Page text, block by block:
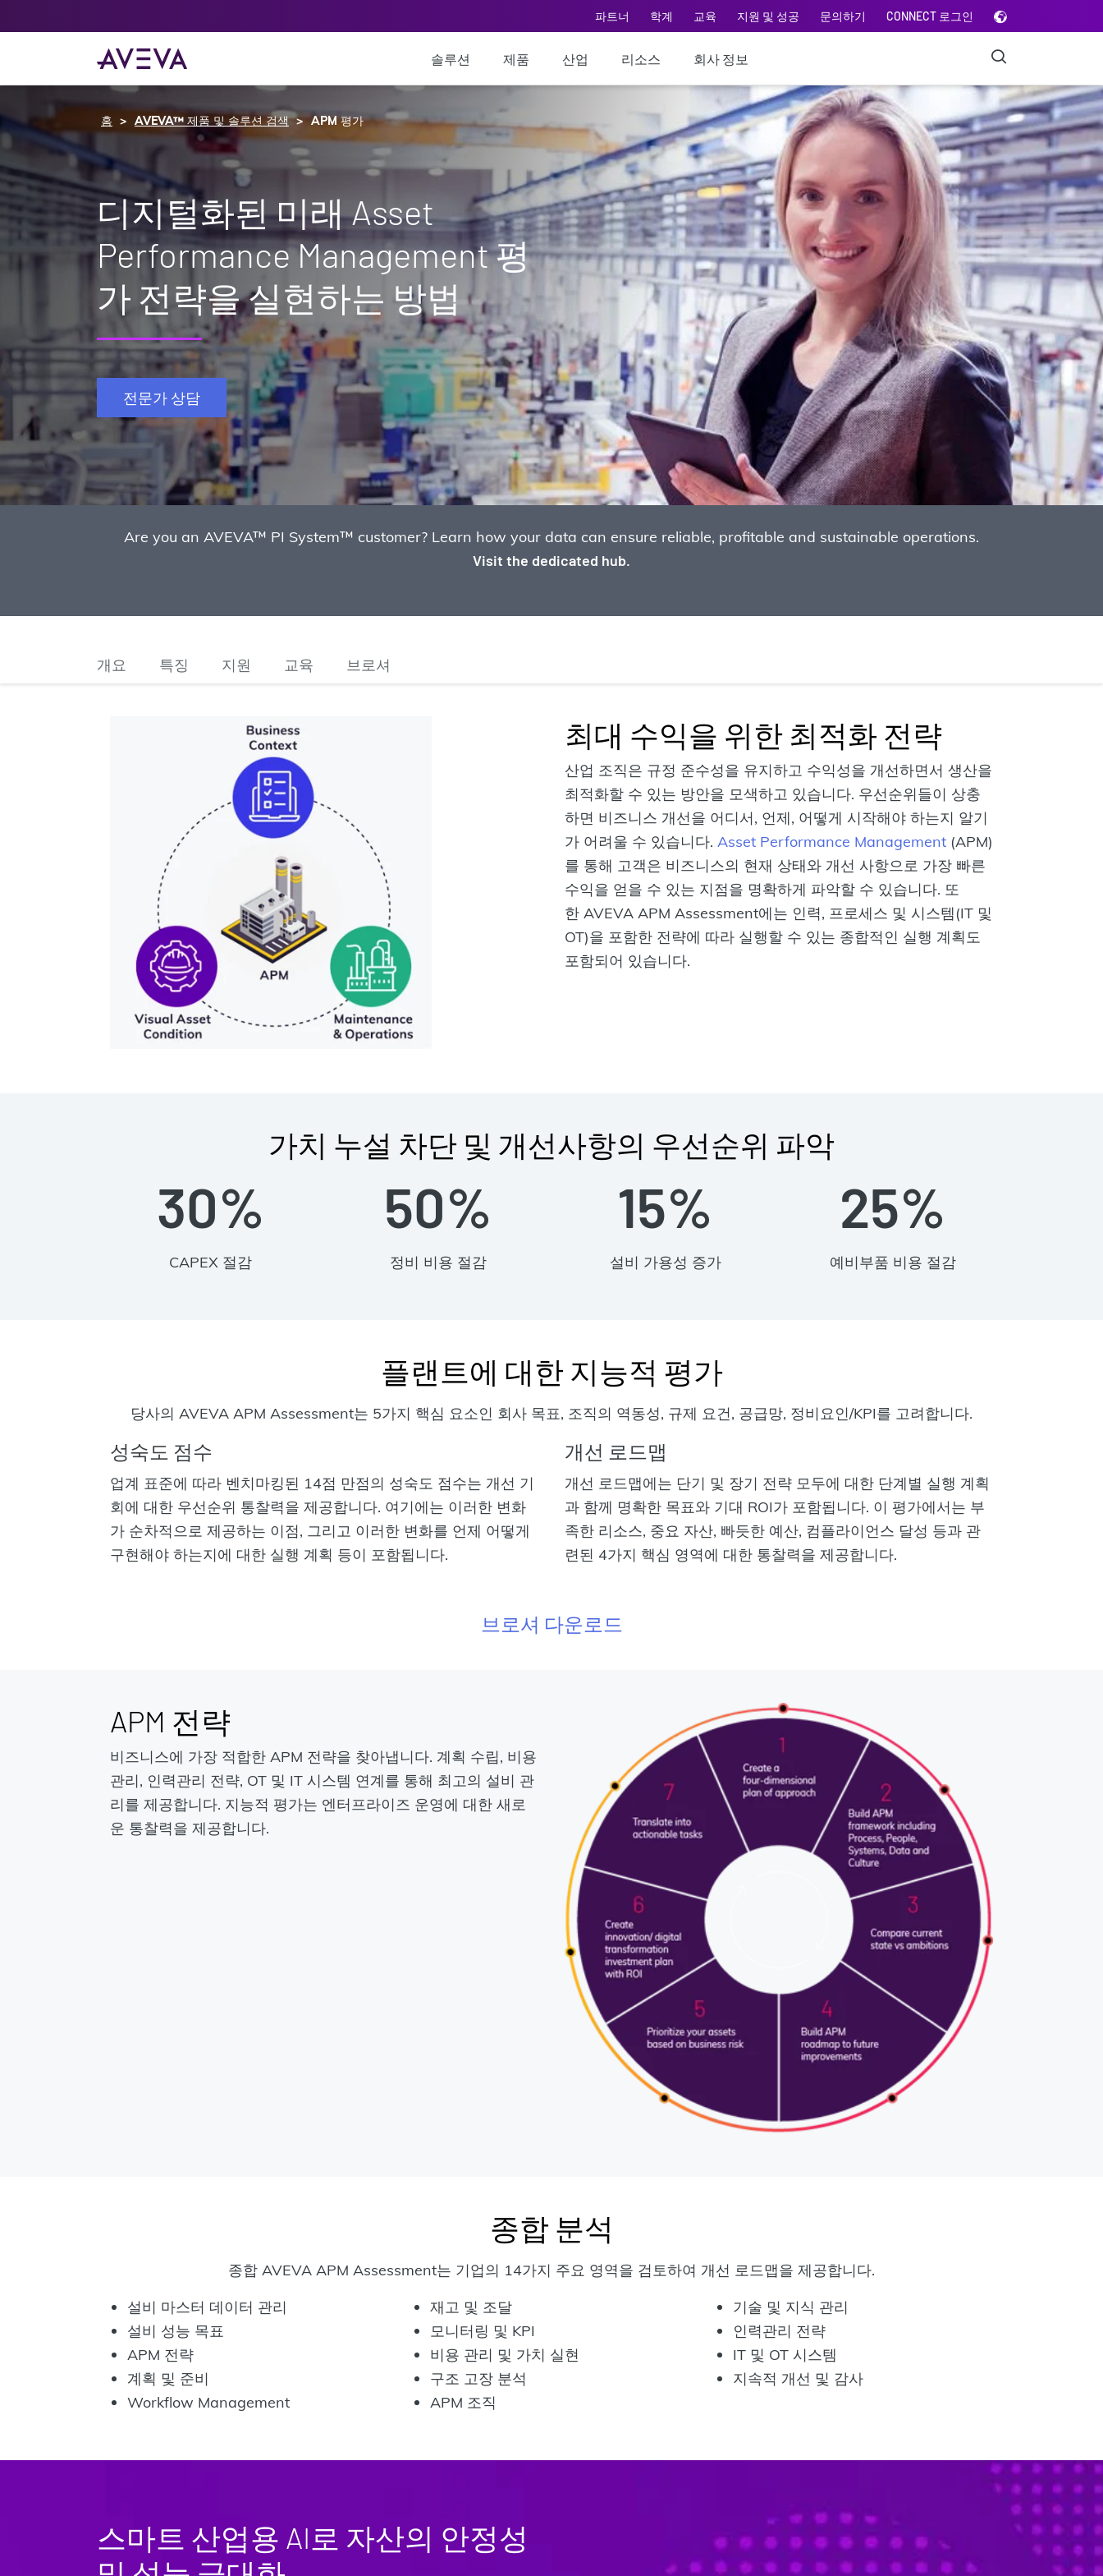
파트너 학계 교육 지원 및 성공 문의하기 CONNECT 로그인
솔루션 제품 산업 리소스 회사 정보
홈 AVEVA™ 제품 및 솔루션 검색 APM 평가
디지털화된 미래 Asset
Performance Management 평
가 전략을 실현하는 방법
전문가 상담
Are you an AVEVA™ PI System™ customer? Learn how your data can ensure reliable, profitable and sustainable operations.
Visit the dedicated hub.
개요 특징 지원 교육 브로셔
최대 수익을 위한 최적화 전략
산업 조직은 규정 준수성을 유지하고 수익성을 개선하면서 생산을
최적화할 수 있는 방안을 모색하고 있습니다. 우선순위들이 상충
하면 비즈니스 개선을 어디서, 언제, 어떻게 시작해야 하는지 알기
가 어려울 수 있습니다. Asset Performance Management (APM)
를 통해 고객은 비즈니스의 현재 상태와 개선 사항으로 가장 빠른
수익을 얻을 수 있는 지점을 명확하게 파악할 수 있습니다. 또
한 AVEVA APM Assessment에는 인력, 프로세스 및 시스템(IT 및
OT)을 포함한 전략에 따라 실행할 수 있는 종합적인 실행 계획도
포함되어 있습니다.
가치 누설 차단 및 개선사항의 우선순위 파악
30%
CAPEX 절감
50%
정비 비용 절감
15%
설비 가용성 증가
25%
예비부품 비용 절감
플랜트에 대한 지능적 평가
당사의 AVEVA APM Assessment는 5가지 핵심 요소인 회사 목표, 조직의 역동성, 규제 요건, 공급망, 정비요인/KPI를 고려합니다.
성숙도 점수
업계 표준에 따라 벤치마킹된 14점 만점의 성숙도 점수는 개선 기
회에 대한 우선순위 통찰력을 제공합니다. 여기에는 이러한 변화
가 순차적으로 제공하는 이점, 그리고 이러한 변화를 언제 어떻게
구현해야 하는지에 대한 실행 계획 등이 포함됩니다.
개선 로드맵
개선 로드맵에는 단기 및 장기 전략 모두에 대한 단계별 실행 계획
과 함께 명확한 목표와 기대 ROI가 포함됩니다. 이 평가에서는 부
족한 리소스, 중요 자산, 빠듯한 예산, 컴플라이언스 달성 등과 관
련된 4가지 핵심 영역에 대한 통찰력을 제공합니다.
브로셔 다운로드
APM 전략
비즈니스에 가장 적합한 APM 전략을 찾아냅니다. 계획 수립, 비용
관리, 인력관리 전략, OT 및 IT 시스템 연계를 통해 최고의 설비 관
리를 제공합니다. 지능적 평가는 엔터프라이즈 운영에 대한 새로
운 통찰력을 제공합니다.
종합 분석
종합 AVEVA APM Assessment는 기업의 14가지 주요 영역을 검토하여 개선 로드맵을 제공합니다.
설비 마스터 데이터 관리
설비 성능 목표
APM 전략
계획 및 준비
Workflow Management
재고 및 조달
모니터링 및 KPI
비용 관리 및 가치 실현
구조 고장 분석
APM 조직
기술 및 지식 관리
인력관리 전략
IT 및 OT 시스템
지속적 개선 및 감사
스마트 산업용 AI로 자산의 안정성